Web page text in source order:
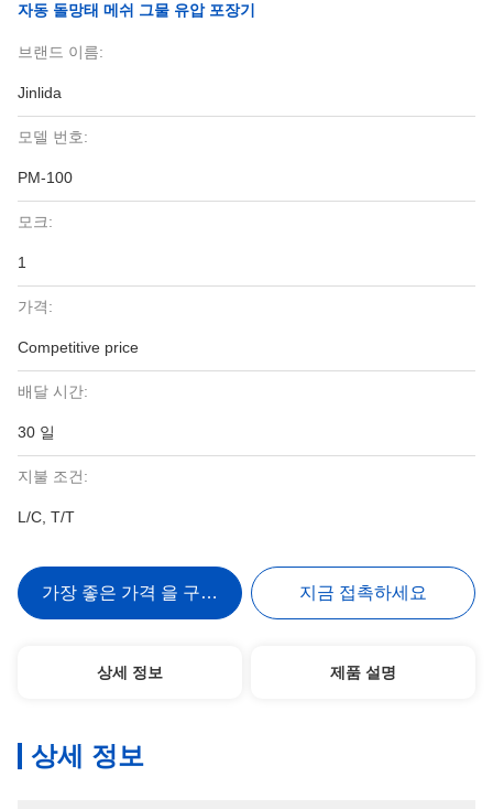
자동 돌망태 메쉬 그물 유압 포장기
브랜드 이름:
Jinlida
모델 번호:
PM-100
모크:
1
가격:
Competitive price
배달 시간:
30 일
지불 조건:
L/C, T/T
가장 좋은 가격 을 구하라 지금 접촉하세요
상세 정보 제품 설명
상세 정보